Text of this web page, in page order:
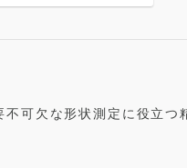
可欠な形状測定に役立つ